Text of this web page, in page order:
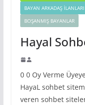
BAYAN ARKADAŞ İLANLARI
BOŞANMIŞ BAYANLAR
Hayal
0 0 Oy Verme
HayaL sohbet
veren sohbet